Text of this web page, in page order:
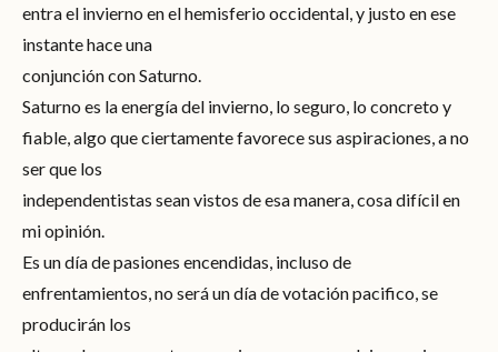
entra el invierno en el hemisferio occidental, y justo en ese
instante hace una
conjunción con Saturno.
Saturno es la energía del invierno, lo seguro, lo concreto y
fiable, algo que ciertamente favorece sus aspiraciones, a no
ser que los
independentistas sean vistos de esa manera, cosa difícil en
mi opinión.
Es un día de pasiones encendidas, incluso de
enfrentamientos, no será un día de votación pacifico, se
producirán los